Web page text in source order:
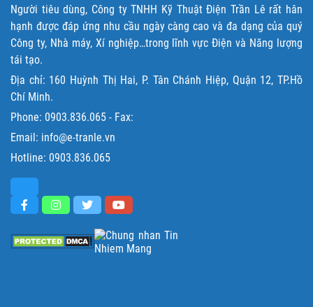
Người tiêu dùng, Công ty TNHH Kỹ Thuật Điện Trần Lê rất hân
hạnh được đáp ứng nhu cầu ngày càng cao và đa dạng của quý
Công ty, Nhà máy, Xí nghiệp…trong lĩnh vực Điện và Năng lượng
tái tạo.
Địa chỉ: 160 Huỳnh Thị Hai, P. Tân Chánh Hiệp, Quận 12, TP.Hồ
Chí Minh.
Phone: 0903.836.065 - Fax:
Email: info@e-tranle.vn
Hotline: 0903.836.065